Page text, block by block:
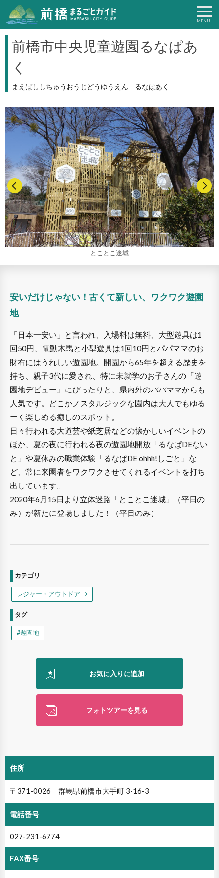
前橋市中央児童遊園るなぱあ
く
まえばししちゅうおうじどうゆうえん るなぱあく
とことこ迷城
安いだけじゃない！古くて新しい、ワクワク遊園
地
「日本一安い」と言われ、入場料は無料、大型遊具は1
回50円、電動木馬と小型遊具は1回10円とパパママのお
財布にはうれしい遊園地。開園から65年を超える歴史を
持ち、親子3代に愛され、特に未就学のお子さんの『遊
園地デビュー』にぴったりと、県内外のパパママからも
人気です。どこかノスタルジックな園内は大人でもゆる
ーく楽しめる癒しのスポット。
日々行われる大道芸や紙芝居などの懐かしいイベントの
ほか、夏の夜に行われる夜の遊園地開放「るなぱDEない
と」や夏休みの職業体験「るなぱDE ohhh!しごと」な
ど、常に来園者をワクワクさせてくれるイベントを打ち
出しています。
2020年6月15日より立体迷路「とことこ迷城」（平日の
み）が新たに登場しました！（平日のみ）
カテゴリ
レジャー・アウトドア
タグ
#遊園地
フォトツアーを見る
住所
〒371-0026 群馬県前橋市大手町 3-16-3
電話番号
027-231-6774
FAX番号